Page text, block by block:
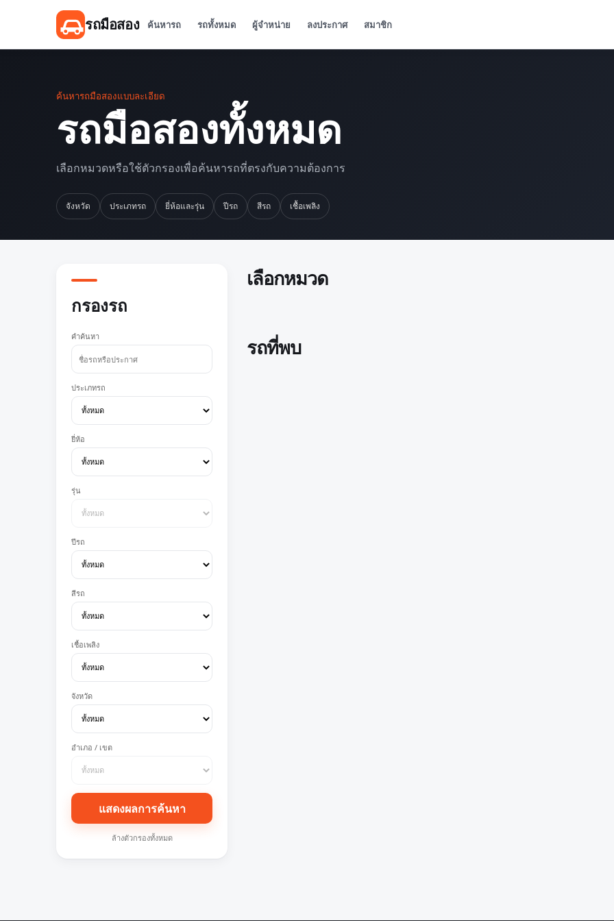
รถมือสอง ค้นหารถ รถทั้งหมด ผู้จำหน่าย ลงประกาศ สมาชิก
ค้นหารถมือสองแบบละเอียด
รถมือสองทั้งหมด
เลือกหมวดหรือใช้ตัวกรองเพื่อค้นหารถที่ตรงกับความต้องการ
จังหวัด ประเภทรถ ยี่ห้อและรุ่น ปีรถ สีรถ เชื้อเพลิง
กรองรถ
คำค้นหา
ประเภทรถ
ยี่ห้อ
รุ่น
ปีรถ
สีรถ
เชื้อเพลิง
จังหวัด
อำเภอ / เขต
แสดงผลการค้นหา
ล้างตัวกรองทั้งหมด
เลือกหมวด
รถที่พบ